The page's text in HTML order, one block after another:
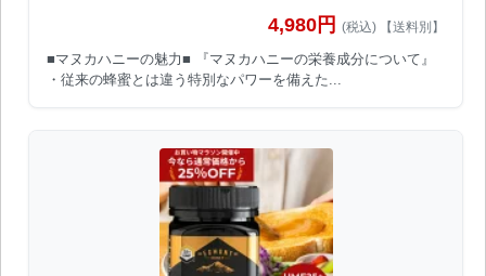
4,980円 (税込) 【送料別】
■マヌカハニーの魅力■ 『マヌカハニーの栄養成分について』
・従来の蜂蜜とは違う特別なパワーを備えた...